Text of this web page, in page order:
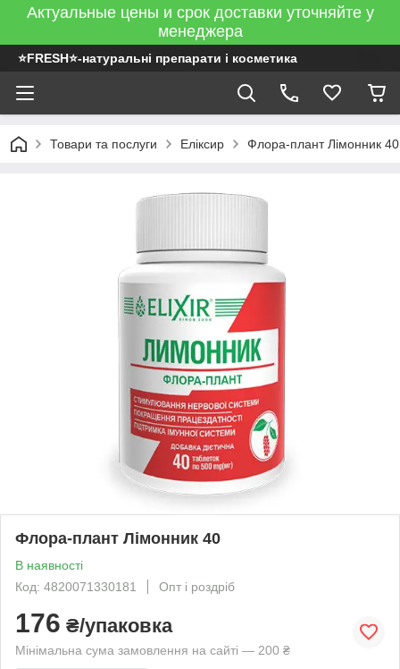
Актуальные цены и срок доставки уточняйте у
менеджера
⭐FRESH⭐-натуральні препарати і косметика
Товари та послуги Еліксир Флора-плант Лімонник 40
Флора-плант Лімонник 40
В наявності
Код: 4820071330181
Опт і роздріб
176 ₴/упаковка
Мінімальна сума замовлення на сайті — 200 ₴